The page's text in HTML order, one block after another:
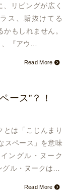
リビングが広く
ス、垢抜けてる
もしれません。
『アウ…
Read More
ース”？！
は「こじんまり
スペース」を意味
ングル・ヌーク
グル・ヌークは…
Read More